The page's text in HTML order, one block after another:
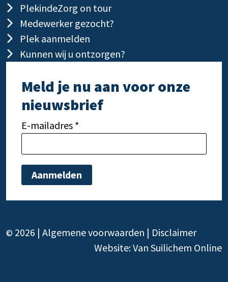
PlekindeZorg on tour
Medewerker gezocht?
Plek aanmelden
Kunnen wij u ontzorgen?
Meld je nu aan voor onze
nieuwsbrief
E-mailadres *
© 2026 | Algemene voorwaarden | Disclaimer
Website:Van Suilichem Online